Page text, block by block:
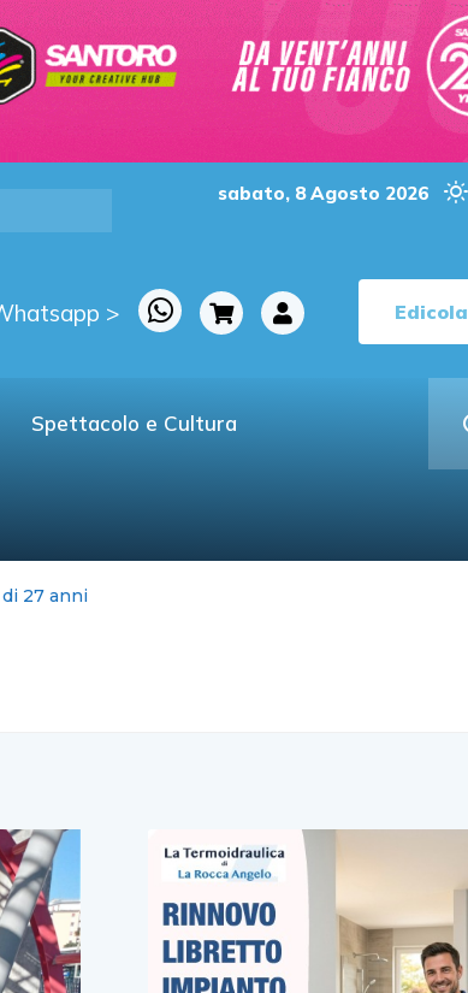
sabato, 8 Agosto 2026
> Edicola
Spettacolo e Cultura